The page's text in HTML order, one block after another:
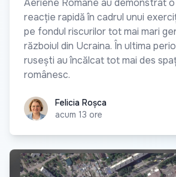
Aeriene Române au demonstrat
reacție rapidă în cadrul unui
pe fondul riscurilor tot mai mari
războiul din Ucraina. În ultima
rusești au încălcat tot mai des
românesc.
Felicia RoșcaFelicia Roșca
acum 13 ore